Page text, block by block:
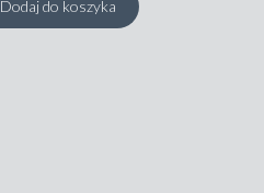
Dodaj do koszyka